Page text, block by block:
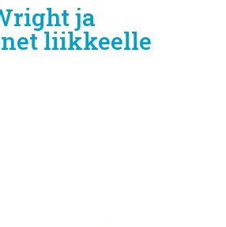
ja
liikkeelle